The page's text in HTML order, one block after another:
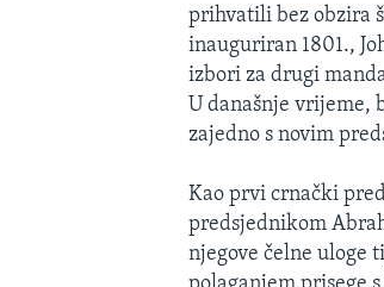
prihvatili bez obzira
inauguriran 1801.,
izbori za drugi
U današnje vrijeme,
zajedno s novim
Kao prvi crnački
predsjednikom
njegove čelne uloge